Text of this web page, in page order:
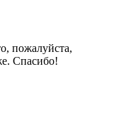
пожалуйста,
Спасибо!